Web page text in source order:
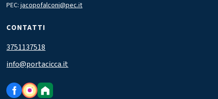
PEC:jacopofalconi@pec.it
CONTATTI
3751137518
info@portacicca.it